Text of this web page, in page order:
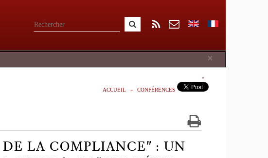
×
ACCUEIL CONFÉRENCES
LA COMPLIANCE" : UN